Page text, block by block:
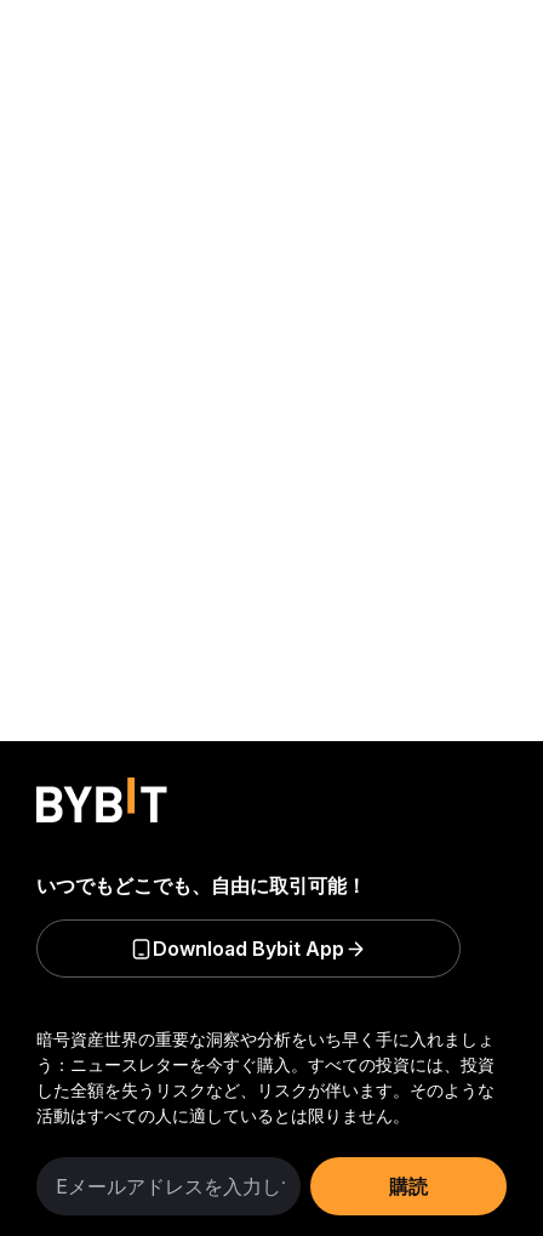
暗号資産世界の重要な洞察や分析をいち早く手に入れましょ
う：ニュースレターを今すぐ購入。 すべての投資には、投資
した全額を失うリスクなど、リスクが伴います。そのような
活動はすべての人に適しているとは限りません。
購読
いつでもどこでも、自由に取引可能！
Download Bybit App